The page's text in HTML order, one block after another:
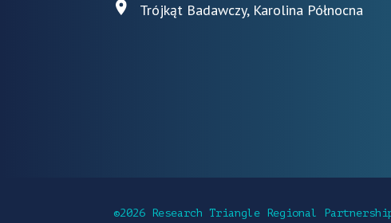
Trójkąt Badawczy, Karolina Północna
©2026 Research Triangle Regional